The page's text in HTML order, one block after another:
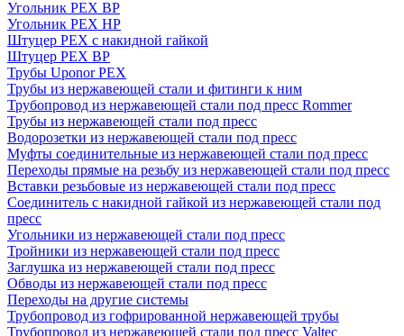
Угольник PEX ВР
Угольник PEX НР
Штуцер PEX c накидной гайкой
Штуцер PEX ВР
Трубы Uponor PEX
Трубы из нержавеющей стали и фитинги к ним
Трубопровод из нержавеющей стали под пресс Rommer
Трубы из нержавеющей стали под пресс
Водорозетки из нержавеющей стали под пресс
Муфты соединительные из нержавеющей стали под пресс
Переходы прямые на резьбу из нержавеющей стали под пресс
Вставки резьбовые из нержавеющей стали под пресс
Соединитель с накидной гайкой из нержавеющей стали под
пресс
Угольники из нержавеющей стали под пресс
Тройники из нержавеющей стали под пресс
Заглушка из нержавеющей стали под пресс
Обводы из нержавеющей стали под пресс
Переходы на другие системы
Трубопровод из гофрированной нержавеющей трубы
Трубопровод из нержавеющей стали под пресс Valtec